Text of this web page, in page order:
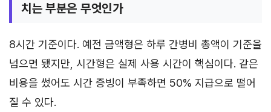
치는 부분은 무엇인가
8시간 기준이다. 예전 금액형은 하루 간병비 총액이 기준을
넘으면 됐지만, 시간형은 실제 사용 시간이 핵심이다. 같은
비용을 썼어도 시간 증빙이 부족하면 50% 지급으로 떨어
질 수 있다.